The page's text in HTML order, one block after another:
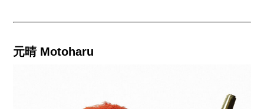
元晴 Motoharu